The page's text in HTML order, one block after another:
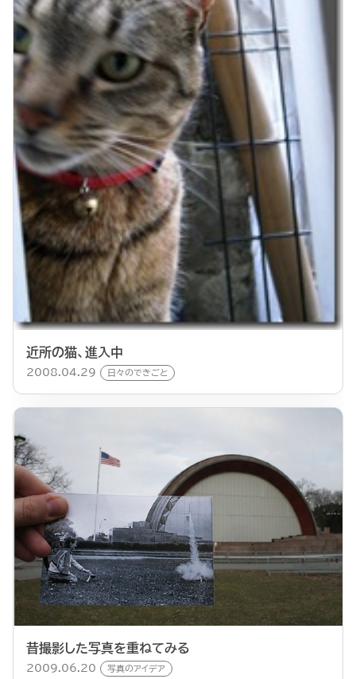
近所の猫、進入中
2008.04.29 日々のできごと
昔撮影した写真を重ねてみる
2009.06.20 写真のアイデア